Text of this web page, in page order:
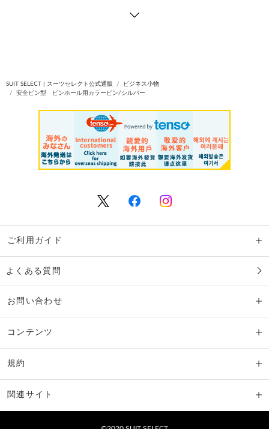
SUIT SELECT | スーツセレクト公式通販
ビジネス小物
安全ピン型 ピンホール用カラーピン/シルバー
ご利用ガイド
よくある質問
お問い合わせ
コンテンツ
規約
関連サイト